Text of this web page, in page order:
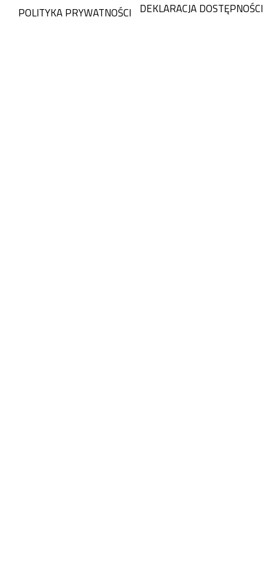
DEKLARACJA DOSTĘPNOŚCI
POLITYKA PRYWATNOŚCI